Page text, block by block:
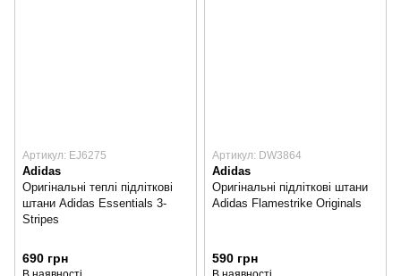
Артикул: EJ6275
Adidas
Оригінальні теплі підліткові
штани Adidas Essentials 3-
Stripes
690 грн
Артикул: DW3864
Adidas
Оригінальні підліткові штани
Adidas Flamestrike Originals
590 грн